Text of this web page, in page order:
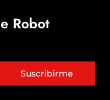
Robot
Suscribirme